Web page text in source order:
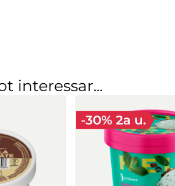
interessar...